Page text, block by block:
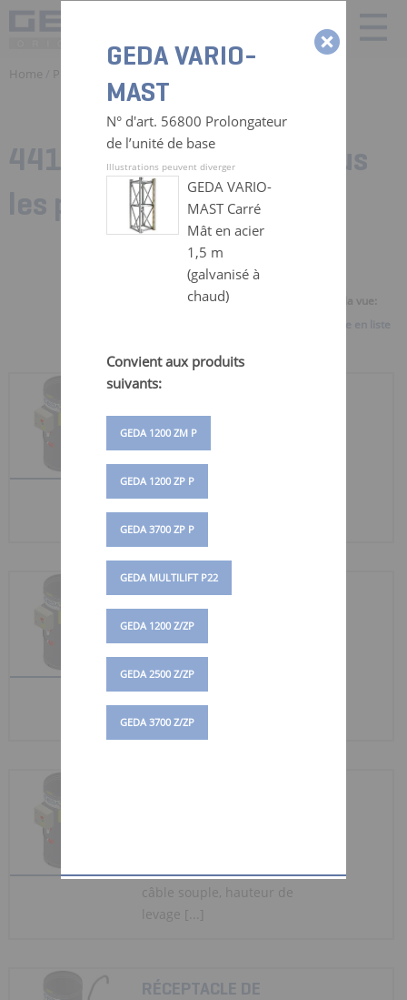
Home Produits
GEDA VARIO-
MAST
N° d'art. 56800 Prolongateur
de l’unité de base
Illustrations peuvent diverger
GEDA VARIO-
MAST Carré
Mât en acier
1,5 m
(galvanisé à
chaud)
Convient aux produits
suivants:
GEDA 1200 ZM P
GEDA 1200 ZP P
GEDA 3700 ZP P
GEDA MULTILIFT P22
GEDA 1200 Z/ZP
GEDA 2500 Z/ZP
GEDA 3700 Z/ZP
441 Zubehörteile für:
Tous
les produits
Sélectionner la vue:
Vue en liste
RÉCEPTACLE DE
CÂBLE 25 M
N° d'art. 01083
Réceptacle de câbles avec
câble souple, hauteur de
levage [...]
RÉCEPTACLE DE
CÂBLE 50 M
Réceptacle de câbles avec
câble souple, hauteur de
levage [...]
Réceptacle de câbles avec
câble souple, hauteur de
levage [...]
RÉCEPTACLE DE